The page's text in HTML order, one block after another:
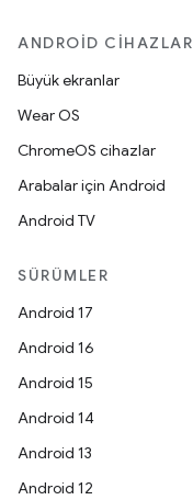
ANDROID CIHAZLAR
Büyük ekranlar
Wear OS
ChromeOS cihazlar
Arabalar için Android
Android TV
SÜRÜMLER
Android 17
Android 16
Android 15
Android 14
Android 13
Android 12